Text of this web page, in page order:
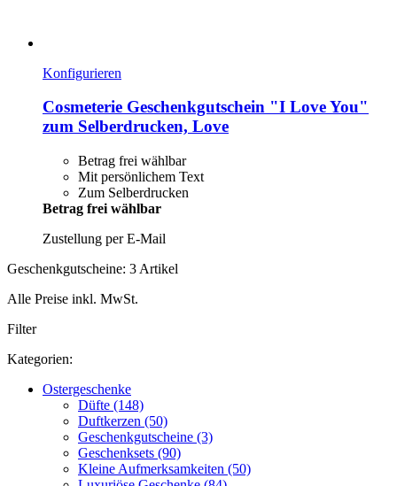
Konfigurieren
Cosmeterie Geschenkgutschein "I Love You"
zum Selberdrucken, Love
Betrag frei wählbar
Mit persönlichem Text
Zum Selberdrucken
Betrag frei wählbar
Zustellung per E-Mail
Geschenkgutscheine: 3 Artikel
Alle Preise inkl. MwSt.
Filter
Kategorien:
Ostergeschenke
Düfte (148)
Duftkerzen (50)
Geschenkgutscheine (3)
Geschenksets (90)
Kleine Aufmerksamkeiten (50)